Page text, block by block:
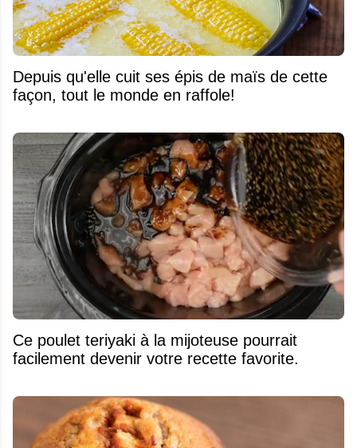
Depuis qu'elle cuit ses épis de maïs de cette
façon, tout le monde en raffole!
Ce poulet teriyaki à la mijoteuse pourrait
facilement devenir votre recette favorite.